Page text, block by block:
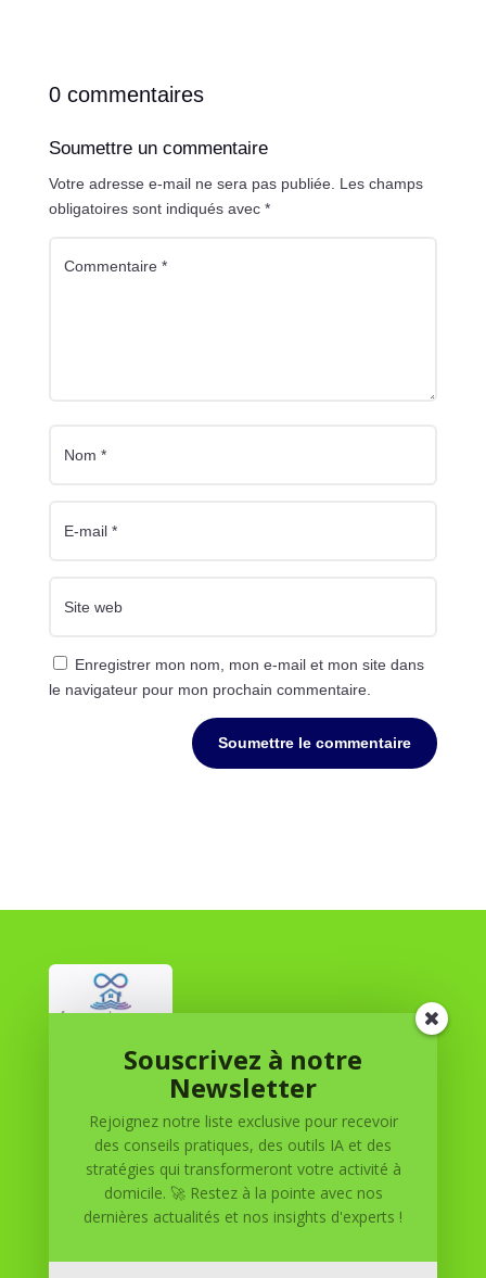
0 commentaires
Soumettre un commentaire
Votre adresse e-mail ne sera pas publiée. Les champs
obligatoires sont indiqués avec *
Enregistrer mon nom, mon e-mail et mon site dans
le navigateur pour mon prochain commentaire.
Soumettre le commentaire
Réussite à Domicile
Réussite à Domicile est votre partenaire de confiance
pour atteindre vos objectifs depuis le confort de votre
maison. Nous offrons des solutions personnalisées pour
vous aider à réussir.
Souscrivez à notre
Newsletter
Rejoignez notre liste exclusive pour recevoir
des conseils pratiques, des outils IA et des
stratégies qui transformeront votre activité à
domicile. 🚀 Restez à la pointe avec nos
dernières actualités et nos insights d'experts !